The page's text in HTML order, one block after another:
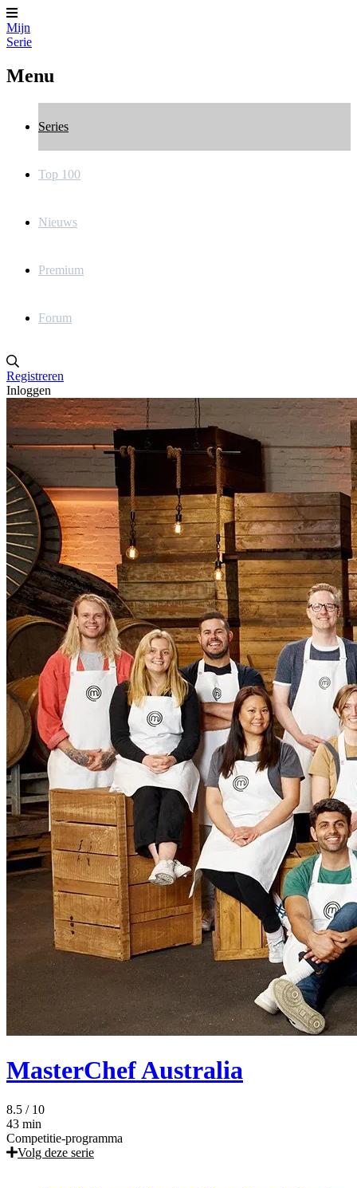
Mijn
Serie
Menu
Series
Top 100
Nieuws
Premium
Forum
Registreren
Inloggen
MasterChef Australia
8.5 / 10
43 min
Competitie-programma
Volg deze serie